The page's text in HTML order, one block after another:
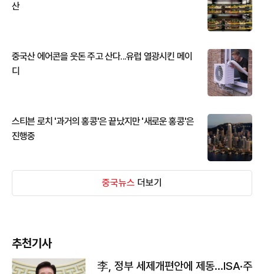
산
중국산 에어콘을 웃돈 주고 산다...유럽 열광시킨 메이
디
스티븐 로치 '과거의 홍콩'은 끝났지만 '새로운 홍콩'은
진행중
중국뉴스 더보기
추천기사
李, 정부 세제개편안에 제동…ISA·주